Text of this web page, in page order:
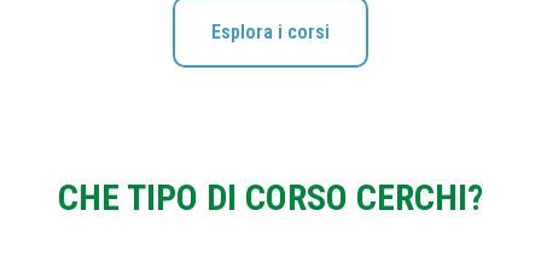
Esplora i corsi
CHE TIPO DI CORSO CERCHI?